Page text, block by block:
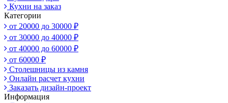
Кухни на заказ
Категории
от 20000 до 30000 ₽
от 30000 до 40000 ₽
от 40000 до 60000 ₽
от 60000 ₽
Столешницы из камня
Онлайн расчет кухни
Заказать дизайн-проект
Информация